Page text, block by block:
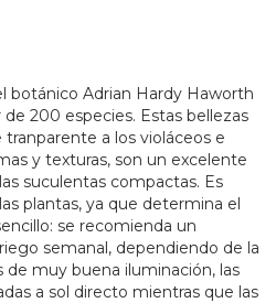
botánico Adrian Hardy Haworth
200 especies. Estas bellezas
a los violáceos e
y texturas, son un excelente
suculentas compactas. Es
plantas, ya que determina el
se recomienda un
semanal, dependiendo de la
muy buena iluminación, las
a sol directo mientras que las